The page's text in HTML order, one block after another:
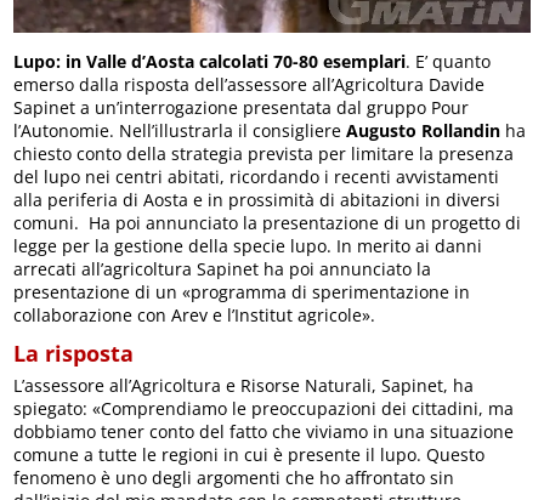
Lupo: in Valle d’Aosta calcolati 70-80 esemplari. E’ quanto
emerso dalla risposta dell’assessore all’Agricoltura Davide
Sapinet a un’interrogazione presentata dal gruppo Pour
l’Autonomie. Nell’illustrarla il consigliereAugusto Rollandin ha
chiesto conto della strategia prevista per limitare la presenza
del lupo nei centri abitati, ricordando i recenti avvistamenti
alla periferia di Aosta e in prossimità di abitazioni in diversi
comuni. Ha poi annunciato la presentazione di un progetto di
legge per la gestione della specie lupo. In merito ai danni
arrecati all’agricoltura Sapinet ha poi annunciato la
presentazione di un «programma di sperimentazione in
collaborazione con Arev e l’Institut agricole».
La risposta
L’assessore all’Agricoltura e Risorse Naturali, Sapinet, ha
spiegato: «Comprendiamo le preoccupazioni dei cittadini, ma
dobbiamo tener conto del fatto che viviamo in una situazione
comune a tutte le regioni in cui è presente il lupo. Questo
fenomeno è uno degli argomenti che ho affrontato sin